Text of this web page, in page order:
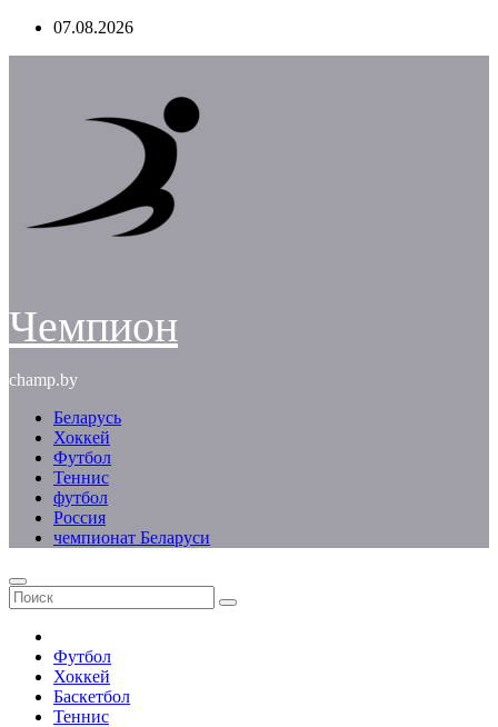
Перейти07.08.2026
Чемпион
champ.by
Беларусь
Хоккей
Футбол
Теннис
футбол
Россия
чемпионат Беларуси
Футбол
Хоккей
Баскетбол
Теннис